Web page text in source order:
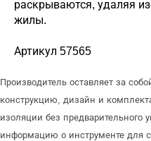
раскрываются, удаляя
жилы.
Артикул 57565
Производитель оставляет за
конструкцию, дизайн и
изоляции без предварительного
информацию о инструменте для